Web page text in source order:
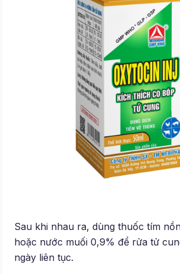
Sau khi nhau ra, dùng thuốc tím
hoặc nước muối 0,9% để rửa tử
ngày liên tục.